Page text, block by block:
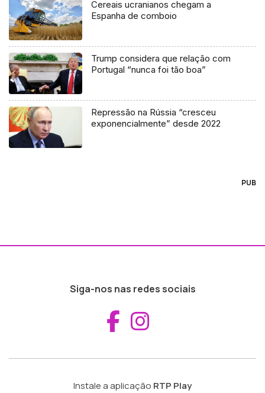
Cereais ucranianos chegam a
Espanha de comboio
Trump considera que relação com
Portugal “nunca foi tão boa”
Repressão na Rússia “cresceu
exponencialmente” desde 2022
PUB
Siga-nos nas redes sociais
Aceder ao
Instale a aplicação RTP Play